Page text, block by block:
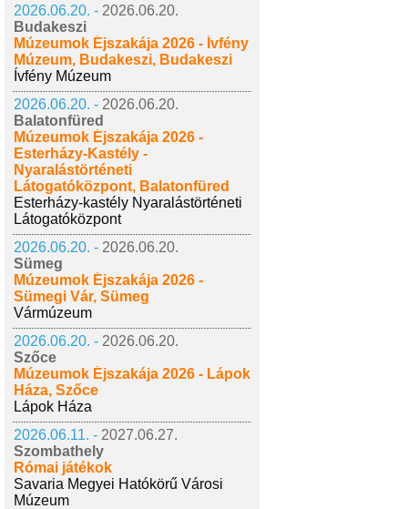
2026.06.20. - 2026.06.20.
Budakeszi
Múzeumok Éjszakája 2026 - Ívfény
Múzeum, Budakeszi, Budakeszi
Ívfény Múzeum
2026.06.20. - 2026.06.20.
Balatonfüred
Múzeumok Éjszakája 2026 -
Esterházy-Kastély -
Nyaralástörténeti
Látogatóközpont, Balatonfüred
Esterházy-kastély Nyaralástörténeti
Látogatóközpont
2026.06.20. - 2026.06.20.
Sümeg
Múzeumok Éjszakája 2026 -
Sümegi Vár, Sümeg
Vármúzeum
2026.06.20. - 2026.06.20.
Szőce
Múzeumok Éjszakája 2026 - Lápok
Háza, Szőce
Lápok Háza
2026.06.11. - 2027.06.27.
Szombathely
Római játékok
Savaria Megyei Hatókörű Városi
Múzeum